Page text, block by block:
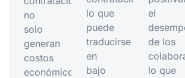
no
solo
generan
costos
económicos
lo que
puede
traducirse
en
bajo
el
de los
lo que